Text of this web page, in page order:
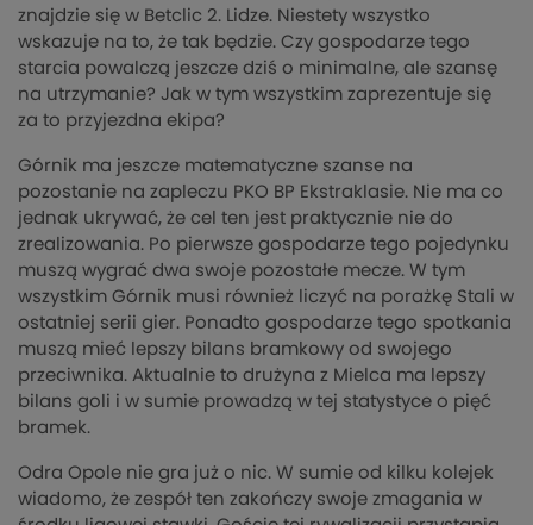
znajdzie się w Betclic 2. Lidze. Niestety wszystko
wskazuje na to, że tak będzie. Czy gospodarze tego
starcia powalczą jeszcze dziś o minimalne, ale szansę
na utrzymanie? Jak w tym wszystkim zaprezentuje się
za to przyjezdna ekipa?
Górnik ma jeszcze matematyczne szanse na
pozostanie na zapleczu PKO BP Ekstraklasie. Nie ma co
jednak ukrywać, że cel ten jest praktycznie nie do
zrealizowania. Po pierwsze gospodarze tego pojedynku
muszą wygrać dwa swoje pozostałe mecze. W tym
wszystkim Górnik musi również liczyć na porażkę Stali w
ostatniej serii gier. Ponadto gospodarze tego spotkania
muszą mieć lepszy bilans bramkowy od swojego
przeciwnika. Aktualnie to drużyna z Mielca ma lepszy
bilans goli i w sumie prowadzą w tej statystyce o pięć
bramek.
Odra Opole nie gra już o nic. W sumie od kilku kolejek
wiadomo, że zespół ten zakończy swoje zmagania w